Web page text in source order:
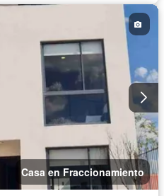
Casa en Fraccionamiento